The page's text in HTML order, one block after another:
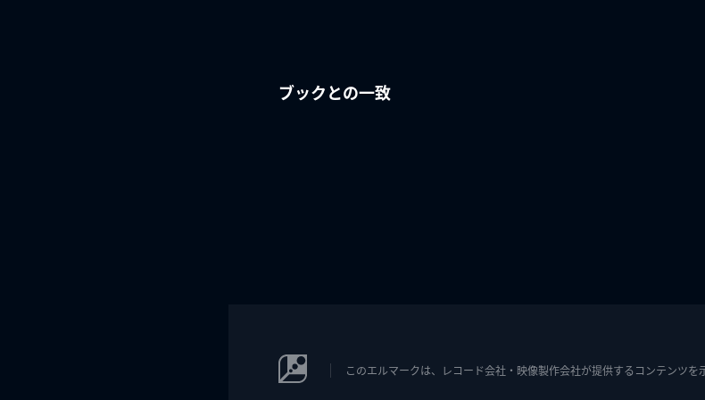
ブックとの一致
このエルマークは、レコード会社・映像製作会社が提供するコンテンツを